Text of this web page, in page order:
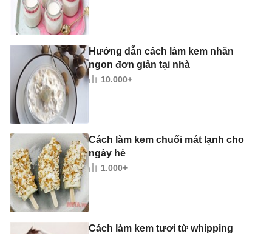
Hướng dẫn cách làm kem nhãn
ngon đơn giản tại nhà
10.000+
Cách làm kem chuối mát lạnh cho
ngày hè
1.000+
Cách làm kem tươi từ whipping